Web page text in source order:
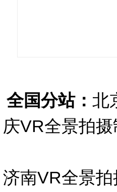
全国分站： 北
庆VR全景拍摄
济南VR全景